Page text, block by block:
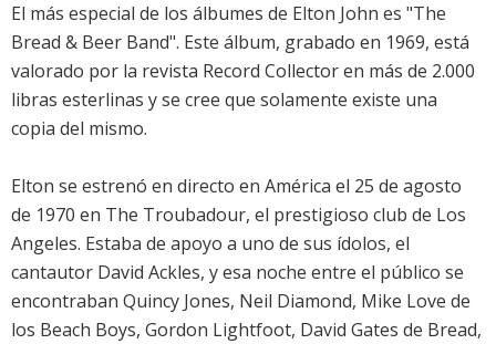
El más especial de los álbumes de Elton John es "The
Bread & Beer Band". Este álbum, grabado en 1969, está
valorado por la revista Record Collector en más de 2.000
libras esterlinas y se cree que solamente existe una
copia del mismo.
Elton se estrenó en directo en América el 25 de agosto
de 1970 en The Troubadour, el prestigioso club de Los
Angeles. Estaba de apoyo a uno de sus ídolos, el
cantautor David Ackles, y esa noche entre el público se
encontraban Quincy Jones, Neil Diamond, Mike Love de
los Beach Boys, Gordon Lightfoot, David Gates de Bread,